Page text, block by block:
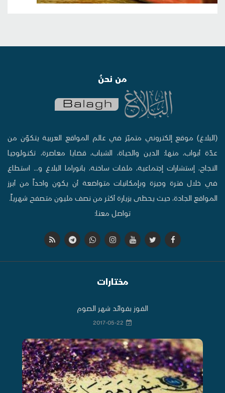
من نحنُ
(البلاغ) موقع إلكتروني متميّز في عالم المواقع العربية يتكوّن من
عدّة أبواب، منها: الدين والحياة، الشباب، قضايا معاصرة، تكنولوجيا
النجاح، إستشارات إجتماعية، ملفات ساخنة، بانوراما البلاغ و... استطاع
في خلال فترة وجيزة وبإمكانيات متواضعة أن يكون واحداً من أبرز
المواقع الجادة، حيث يحظى بزيارة أكثر من نصف مليون متصفح شهرياً.
تواصل معنا:
مختارات
الفوز بفوائد شهر الصوم
2017-05-22